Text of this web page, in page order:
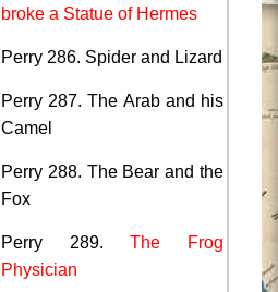
broke a Statue of Hermes
Perry 286. Spider and Lizard
Perry 287. The Arab and his
Camel
Perry 288. The Bear and the
Fox
Perry 289.The Frog
Physician